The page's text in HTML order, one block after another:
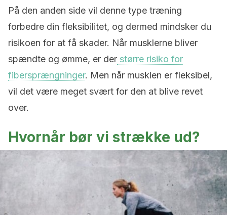
På den anden side vil denne type træning
forbedre din fleksibilitet, og dermed mindsker du
risikoen for at få skader. Når musklerne bliver
spændte og ømme, er der større risiko for
fibersprængninger. Men når musklen er fleksibel,
vil det være meget svært for den at blive revet
over.
Hvornår bør vi strække ud?